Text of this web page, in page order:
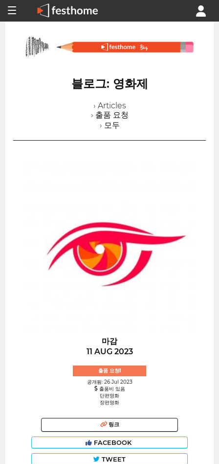
블로그: 영화제
› Articles
› 출품 요청
› 모두
마감
11 AUG 2023
출품 요청!
공개됨: 26 Jul 2023
출품비 있음
단편영화
장편영화
링크
FACEBOOK
TWEET